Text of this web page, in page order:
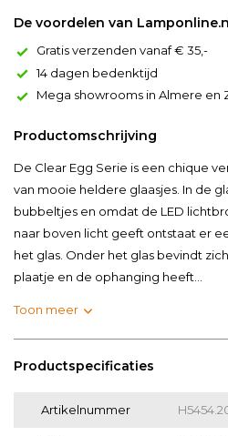
De voordelen van
Gratis verzenden vanaf € 35,-
14 dagen bedenktijd
Mega showrooms in Almere en
Productomschrijving
De Clear Egg Serie is een chique
van mooie heldere glaasjes. In de
bubbeltjes en omdat de LED
naar boven licht geeft ontstaat er
het glas. Onder het glas bevindt
plaatje en de ophanging heeft...
Toon meer
Productspecificaties
Artikelnummer